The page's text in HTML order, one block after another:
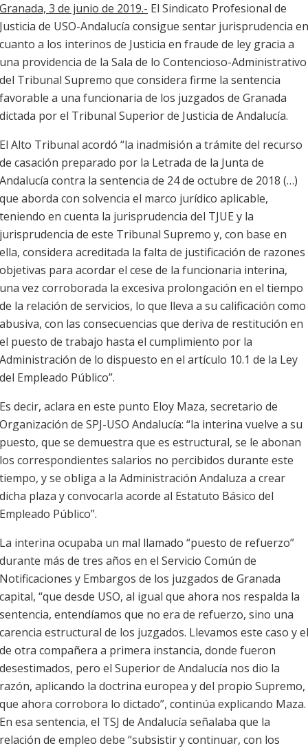
Granada, 3 de junio de 2019.- El Sindicato Profesional de
Justicia de USO-Andalucía consigue sentar jurisprudencia en
cuanto a los interinos de Justicia en fraude de ley gracia a
una providencia de la Sala de lo Contencioso-Administrativo
del Tribunal Supremo que considera firme la sentencia
favorable a una funcionaria de los juzgados de Granada
dictada por el Tribunal Superior de Justicia de Andalucía.
El Alto Tribunal acordó “la inadmisión a trámite del recurso
de casación preparado por la Letrada de la Junta de
Andalucía contra la sentencia de 24 de octubre de 2018 (…)
que aborda con solvencia el marco jurídico aplicable,
teniendo en cuenta la jurisprudencia del TJUE y la
jurisprudencia de este Tribunal Supremo y, con base en
ella, considera acreditada la falta de justificación de razones
objetivas para acordar el cese de la funcionaria interina,
una vez corroborada la excesiva prolongación en el tiempo
de la relación de servicios, lo que lleva a su calificación como
abusiva, con las consecuencias que deriva de restitución en
el puesto de trabajo hasta el cumplimiento por la
Administración de lo dispuesto en el artículo 10.1 de la Ley
del Empleado Público”.
Es decir, aclara en este punto Eloy Maza, secretario de
Organización de SPJ-USO Andalucía: “la interina vuelve a su
puesto, que se demuestra que es estructural, se le abonan
los correspondientes salarios no percibidos durante este
tiempo, y se obliga a la Administración Andaluza a crear
dicha plaza y convocarla acorde al Estatuto Básico del
Empleado Público”.
La interina ocupaba un mal llamado “puesto de refuerzo”
durante más de tres años en el Servicio Común de
Notificaciones y Embargos de los juzgados de Granada
capital, “que desde USO, al igual que ahora nos respalda la
sentencia, entendíamos que no era de refuerzo, sino una
carencia estructural de los juzgados. Llevamos este caso y el
de otra compañera a primera instancia, donde fueron
desestimados, pero el Superior de Andalucía nos dio la
razón, aplicando la doctrina europea y del propio Supremo,
que ahora corrobora lo dictado”, continúa explicando Maza.
En esa sentencia, el TSJ de Andalucía señalaba que la
relación de empleo debe “subsistir y continuar, con los